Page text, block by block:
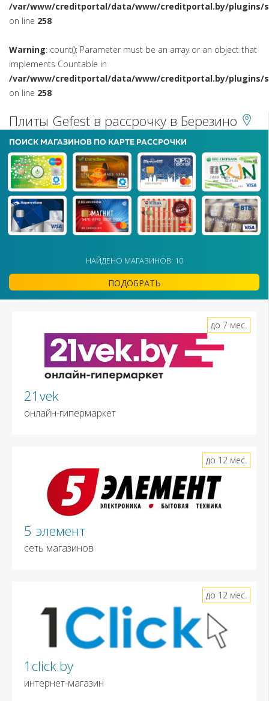
/var/www/creditportal/data/www/creditportal.by/plugins/
on line 258
Warning: count(): Parameter must be an array or an object that
implements Countable in
/var/www/creditportal/data/www/creditportal.by/plugins/
on line 258
Плиты Gefest в рассрочку в Березино
ПОИСК МАГАЗИНОВ ПО КАРТЕ РАССРОЧКИ
НАЙДЕНО МАГАЗИНОВ: 10
ПОДОБРАТЬ
21vek
онлайн-гипермаркет
до 7 мес.
5 элемент
сеть магазинов
до 12 мес.
1click.by
интернет-магазин
до 12 мес.